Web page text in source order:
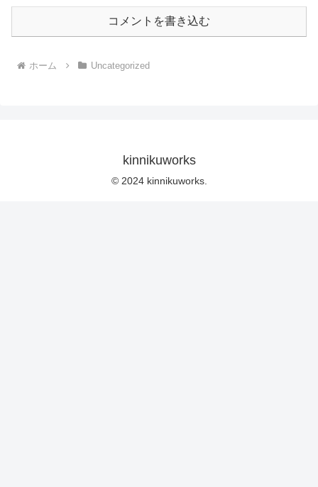
コメントを書き込む
ホーム Uncategorized
kinnikuworks
© 2024 kinnikuworks.